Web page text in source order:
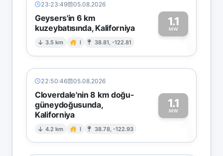
23:23:49 05.08.2026
Geysers'in 6 km
kuzeybatısında, Kaliforniya
3.5 km I 38.81, -122.81
1.1
MW1
22:50:46 05.08.2026
Cloverdale'nin 8 km doğu-
güneydoğusunda,
Kaliforniya
4.2 km I 38.78, -122.93
1.1
MW
1